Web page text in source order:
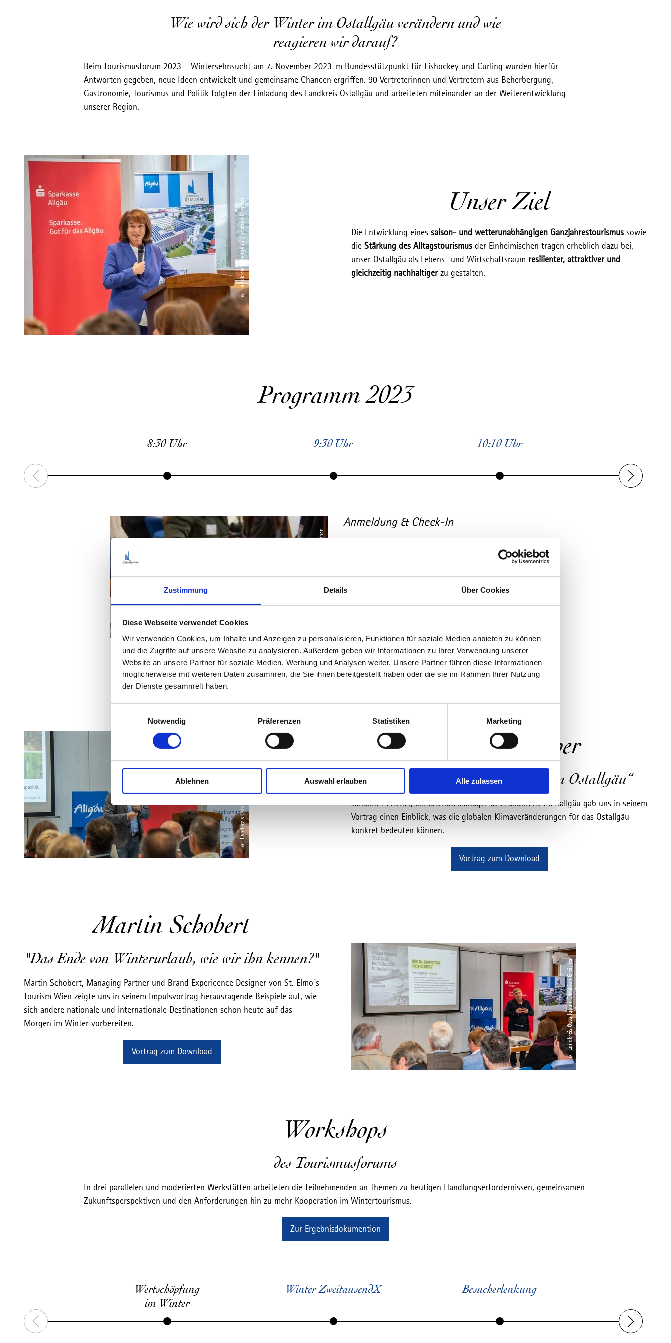
Zustimmung Details Über Cookies
Diese Webseite verwendet Cookies
Wir verwenden Cookies, um Inhalte und Anzeigen zu personalisieren, Funktionen für soziale Medien anbieten zu können
und die Zugriffe auf unsere Website zu analysieren. Außerdem geben wir Informationen zu Ihrer Verwendung unserer
Website an unsere Partner für soziale Medien, Werbung und Analysen weiter. Unsere Partner führen diese Informationen
möglicherweise mit weiteren Daten zusammen, die Sie ihnen bereitgestellt haben oder die sie im Rahmen Ihrer Nutzung
der Dienste gesammelt haben.
n
i
g
u
n
g
s
h
Notwendig Präferenzen Statistiken Marketing
Ablehnen Auswahl erlauben Alle zulassen
Wie wird sich der Winter im Ostallgäu verändern und wie
reagieren wir darauf?
Beim Tourismusforum 2023 – Wintersehnsucht am 7. November 2023 im Bundesstützpunkt für Eishockey und Curling wurden hierfür
Antworten gegeben, neue Ideen entwickelt und gemeinsame Chancen ergriffen. 90 Vertreterinnen und Vertretern aus Beherbergung,
Gastronomie, Tourismus und Politik folgten der Einladung des Landkreis Ostallgäu und arbeiteten miteinander an der Weiterentwicklung
unserer Region.
© Landkreis Ostallgäu / Christian Greither Unser Ziel
Die Entwicklung eines saison- und wetterunabhängigen Ganzjahrestourismus sowie
die Stärkung des Alltagstourismus der Einheimischen tragen erheblich dazu bei,
unser Ostallgäu als Lebens- und Wirtschaftsraum resilienter, attraktiver und
gleichzeitig nachhaltiger zu gestalten.
Programm 2023
8:30 Uhr 9:30 Uhr 10:10 Uhr
© Landkreis Ostallgäu / Christian Greither
Anmeldung & Check-In
© Landkreis Ostallgäu / Christian Greither
Johannes Fischer
„Winter im Wandel – was wird im Ostallgäu“
Johannes Fischer, Klimaschutzmanager des Landkreises Ostallgäu gab uns in seinem
Vortrag einen Einblick, was die globalen Klimaveränderungen für das Ostallgäu
konkret bedeuten können.
Vortrag zum Download
Martin Schobert
"Das Ende von Winterurlaub, wie wir ihn kennen?"
Martin Schobert, Managing Partner und Brand Expericence Designer von St. Elmo´s
Tourism Wien zeigte uns in seinem Impulsvortrag herausragende Beispiele auf, wie
sich andere nationale und internationale Destinationen schon heute auf das
Morgen im Winter vorbereiten.
Vortrag zum Download © Landkreis Ostallgäu / Christian Greither
Workshops
des Tourismusforums
In drei parallelen und moderierten Werkstätten arbeiteten die Teilnehmenden an Themen zu heutigen Handlungserfordernissen, gemeinsamen
Zukunftsperspektiven und den Anforderungen hin zu mehr Kooperation im Wintertourismus.
Zur Ergebnisdokumention
Wertschöpfung
im Winter
Winter ZweitausendX Besucherlenkung